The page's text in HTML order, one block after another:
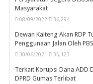
Masyarakat
08/09/2022 36,294
Dewan Kalteng Akan RDP
Penggunaan Jalan Oleh
30/06/2021 35,123
Terkait Korupsi Dana ADD
DPRD Gumas Terlibat